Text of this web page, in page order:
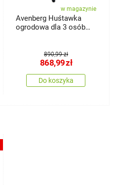
w magazynie
Avenberg Huśtawka
ogrodowa dla 3 osób
890,99 zł
868,99zł
Do koszyka